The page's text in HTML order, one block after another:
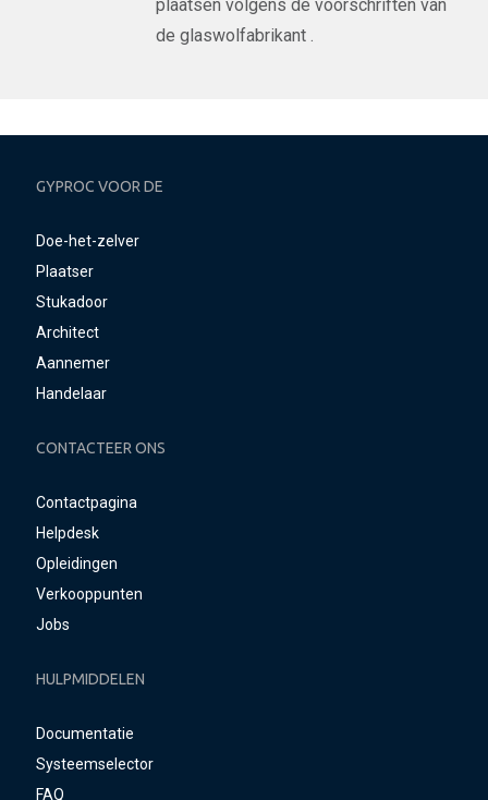
plaatsen volgens de voorschriften van
de glaswolfabrikant .
GYPROC VOOR DE
Doe-het-zelver
Plaatser
Stukadoor
Architect
Aannemer
Handelaar
CONTACTEER ONS
Contactpagina
Helpdesk
Opleidingen
Verkooppunten
Jobs
HULPMIDDELEN
Documentatie
Systeemselector
FAQ